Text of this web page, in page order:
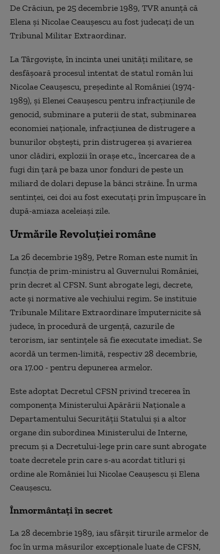
De Crăciun, pe 25 decembrie 1989, TVR anunţă că
Elena şi Nicolae Ceauşescu au fost judecaţi de un
Tribunal Militar Extraordinar.
La Târgovişte, în incinta unei unităţi militare, se
desfăşoară procesul intentat de statul român lui
Nicolae Ceauşescu, preşedinte al României (1974-
1989), şi Elenei Ceauşescu pentru infracţiunile de
genocid, subminare a puterii de stat, subminarea
economiei naţionale, infracţiunea de distrugere a
bunurilor obşteşti, prin distrugerea şi avarierea
unor clădiri, explozii în oraşe etc., încercarea de a
fugi din ţară pe baza unor fonduri de peste un
miliard de dolari depuse la bănci străine. În urma
sentinţei, cei doi au fost executaţi prin împuşcare în
după-amiaza aceleiaşi zile.
Urmările Revoluției române
La 26 decembrie 1989, Petre Roman este numit în
funcţia de prim-ministru al Guvernului României,
prin decret al CFSN. Sunt abrogate legi, decrete,
acte şi normative ale vechiului regim. Se instituie
Tribunale Militare Extraordinare împuternicite să
judece, în procedură de urgenţă, cazurile de
terorism, iar sentinţele să fie executate imediat. Se
acordă un termen-limită, respectiv 28 decembrie,
ora 17.00 - pentru depunerea armelor.
Este adoptat Decretul CFSN privind trecerea în
componenţa Ministerului Apărării Naţionale a
Departamentului Securităţii Statului şi a altor
organe din subordinea Ministerului de Interne,
precum şi a Decretului-lege prin care sunt abrogate
toate decretele prin care s-au acordat titluri şi
ordine ale României lui Nicolae Ceauşescu şi Elena
Ceauşescu.
Înmormântați în secret
La 28 decembrie 1989, iau sfârşit tirurile armelor de
foc în urma măsurilor excepţionale luate de CFSN,